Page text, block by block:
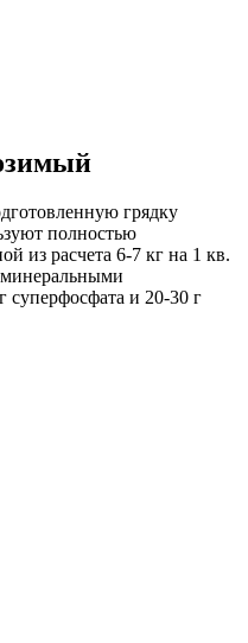
грядку
полностью
из расчета 6-7 кг на 1 кв.
суперфосфата и 20-30 г